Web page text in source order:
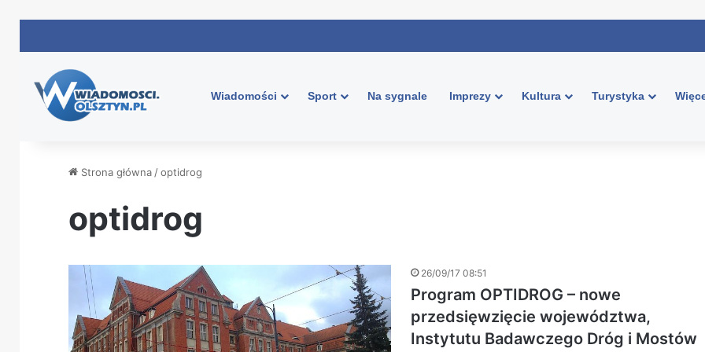
Wiadomości Sport Na sygnale Imprezy Kultura Turystyka
Strona główna /optidrog
optidrog
26/09/17 08:51
Program OPTIDROG – nowe
przedsięwzięcie województwa,
Instytutu Badawczego Dróg i Mostów